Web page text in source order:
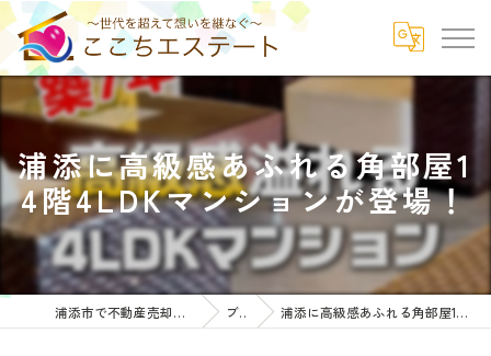
浦添に高級感あふれる角部屋1
4階4LDKマンションが登場！
浦添市で不動産売却ならここちエステート ブログ 浦添に高級感あふれる角部屋14階4LDKマンションが登場！